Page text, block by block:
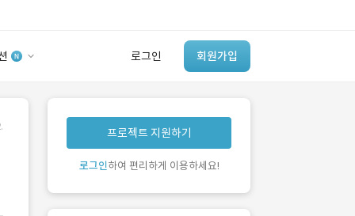
로그인 회원가입
유사사례 검색 AI
‘이런 거’ 만들어본
개발 회사 있어?
프로젝트 지원하기
로그인하여 편리하게 이용하세요!